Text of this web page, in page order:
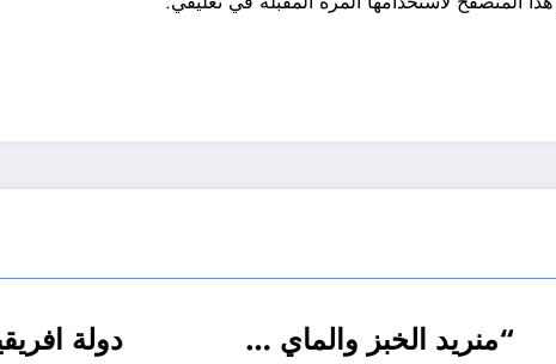
“منريد الخبز والماي
تشريع و ادارة
الشكلية إلى